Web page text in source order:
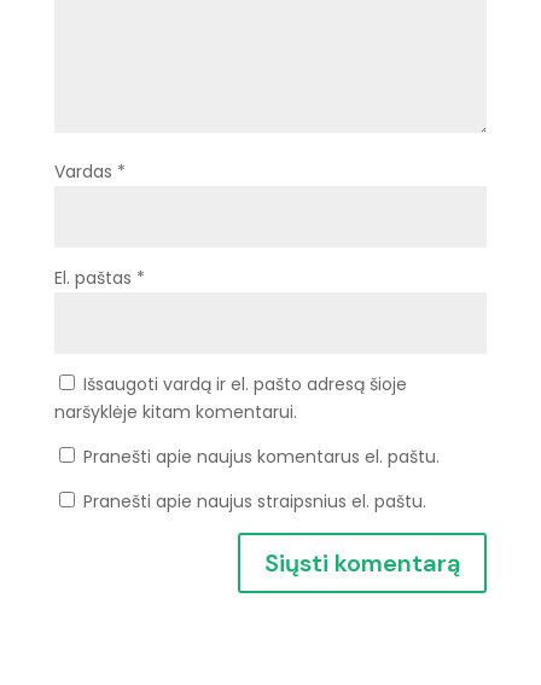
Vardas *
El. paštas *
Išsaugoti vardą ir el. pašto adresą šioje
naršyklėje kitam komentarui.
Pranešti apie naujus komentarus el. paštu.
Pranešti apie naujus straipsnius el. paštu.